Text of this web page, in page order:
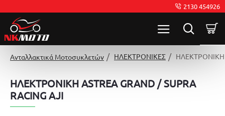
2130 454926
Ανταλλακτικά Μοτοσυκλετών ΗΛΕΚΤΡΟΝΙΚΕΣ ΗΛΕΚΤΡΟΝΙΚΗ
ΗΛΕΚΤΡΟΝΙΚΗ ASTREA GRAND / SUPRA
RACING AJI